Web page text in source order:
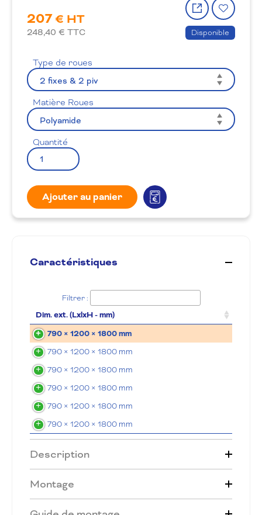
207€ HT
248,40 € TTC
Partager
le
produit
à
la
Disponible
Type de roues
Matière Roues
Quantité
Ajouter au panier
Caractéristiques
Filtrer :
Dim. ext. (LxlxH - mm)
790 × 1200 × 1800 mm
790 × 1200 × 1800 mm
790 × 1200 × 1800 mm
790 × 1200 × 1800 mm
790 × 1200 × 1800 mm
790 × 1200 × 1800 mm
Description
Montage